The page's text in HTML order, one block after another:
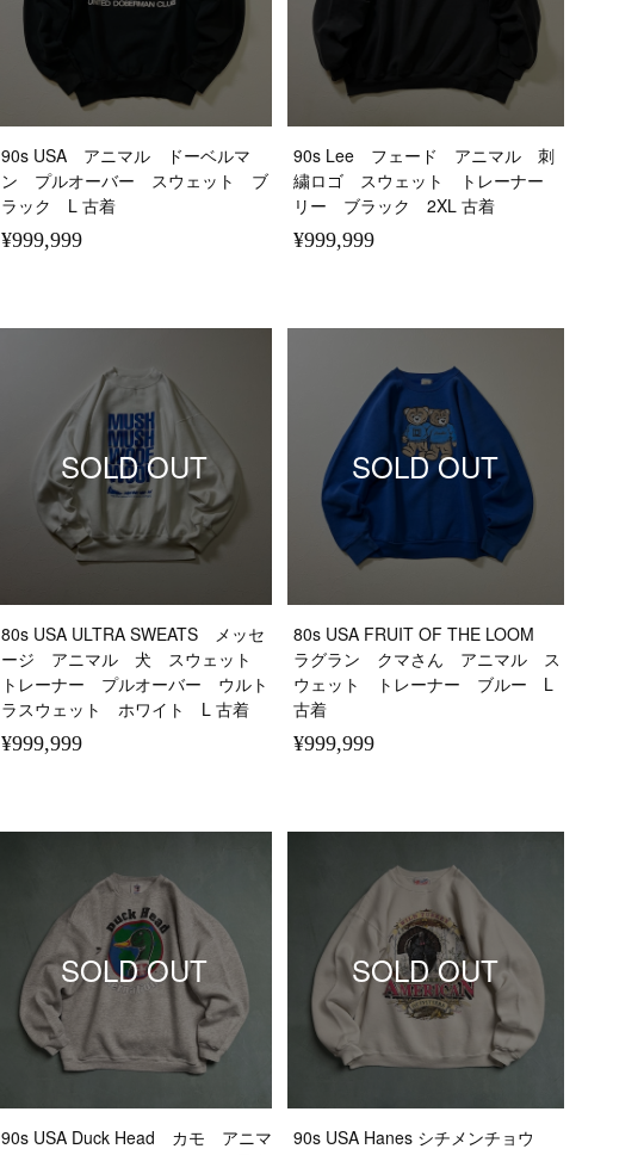
90s USA アニマル ドーベルマ
ン プルオーバー スウェット ブ
ラック L 古着
¥999,999
90s Lee フェード アニマル 刺
繍ロゴ スウェット トレーナー
リー ブラック 2XL 古着
¥999,999
SOLD OUT
80s USA ULTRA SWEATS メッセ
ージ アニマル 犬 スウェット
トレーナー プルオーバー ウルト
ラスウェット ホワイト L 古着
¥999,999
SOLD OUT
80s USA FRUIT OF THE LOOM
ラグラン クマさん アニマル ス
ウェット トレーナー ブルー L
古着
¥999,999
SOLD OUT
90s USA Duck Head カモ アニマ
SOLD OUT
90s USA Hanes シチメンチョウ